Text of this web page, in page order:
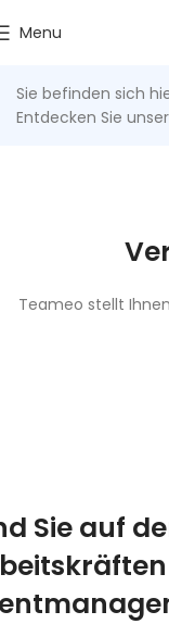
Menu
Sie befinden sich
Entdecken Sie
Teameo stellt
Sie auf